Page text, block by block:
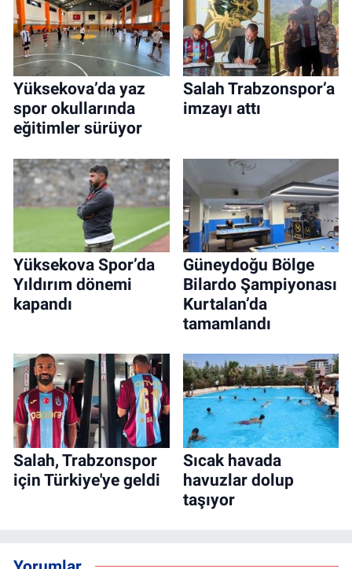
Yüksekova’da yaz
spor okullarında
eğitimler sürüyor
Salah Trabzonspor’a
imzayı attı
Yüksekova Spor’da
Yıldırım dönemi
kapandı
Güneydoğu Bölge
Bilardo Şampiyonası
Kurtalan’da
tamamlandı
Salah, Trabzonspor
için Türkiye'ye geldi
Sıcak havada
havuzlar dolup
taşıyor